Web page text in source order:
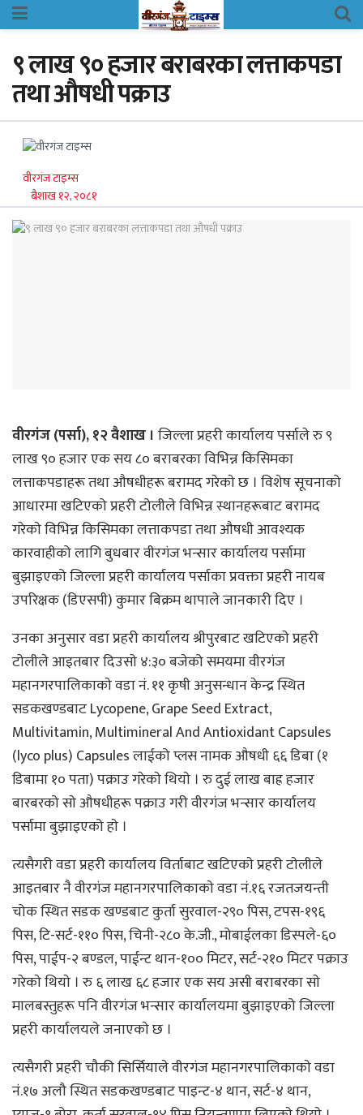
९ लाख ९० हजार बराबरका लत्ताकपडा
तथा औषधी पक्राउ
वीरगंज टाइम्स
बैशाख १२, २०८१
वीरगंज (पर्सा), १२ वैशाख । जिल्ला प्रहरी कार्यालय पर्साले रु ९
लाख ९० हजार एक सय ८० बराबरका विभिन्न किसिमका
लत्ताकपडाहरू तथा औषधीहरू बरामद गरेकाे छ । विशेष सूचनाको
आधारमा खटिएको प्रहरी टोलीले विभिन्न स्थानहरूबाट बरामद
गरेकाे विभिन्न किसिमका लत्ताकपडा तथा औषधी आवश्यक
कारवाहीको लागि बुधबार वीरगंज भन्सार कार्यालय पर्सामा
बुझाइएको जिल्ला प्रहरी कार्यालय पर्साका प्रवक्ता प्रहरी नायब
उपरिक्षक (डिएसपी) कुमार बिक्रम थापाले जानकारी दिए ।
उनका अनुसार वडा प्रहरी कार्यालय श्रीपुरबाट खटिएकाे प्रहरी
टाेलीले आइतबार दिउसाे ४:३० बजेको समयमा वीरगंज
महानगरपालिकाकाे वडा नं. ११ कृषी अनुसन्धान केन्द्र स्थित
सडकखण्डबाट Lycopene, Grape Seed Extract,
Multivitamin, Multimineral And Antioxidant Capsules
(lyco plus) Capsules लाईको प्लस नामक औषधी ६६ डिबा (१
डिबामा १० पता) पक्राउ गरेकाे थियाे । रु दुई लाख बाह्र हजार
बारबरको साे औषधीहरू पक्राउ गरी वीरगंज भन्सार कार्यालय
पर्सामा बुझाइएको हाे ।
त्यसैगरी वडा प्रहरी कार्यालय विर्ताबाट खटिएकाे प्रहरी टाेलीले
आइतबार नै वीरगंज महानगरपालिकाकाे वडा नं.१६ रजतजयन्ती
चोक स्थित सडक खण्डबाट कुर्ता सुरवाल-२९० पिस, टपस-१९६
पिस, टि-सर्ट-११० पिस, चिनी-२८० के.जी., मोबाईलका डिस्पले-६०
पिस, पाईप-२ बण्डल, पाईन्ट थान-१०० मिटर, सर्ट-२१० मिटर पक्राउ
गरेकाे थियाे । रु ६ लाख ६८ हजार एक सय असी बराबरका साे
मालबस्तुहरू पनि वीरगंज भन्सार कार्यालयमा बुझाइएको जिल्ला
प्रहरी कार्यालयले जनाएकाे छ ।
त्यसैगरी प्रहरी चौकी सिर्सियाले वीरगंज महानगरपालिकाकाे वडा
नं.१७ अलौ स्थित सडकखण्डबाट पाइन्ट-४ थान, सर्ट-४ थान,